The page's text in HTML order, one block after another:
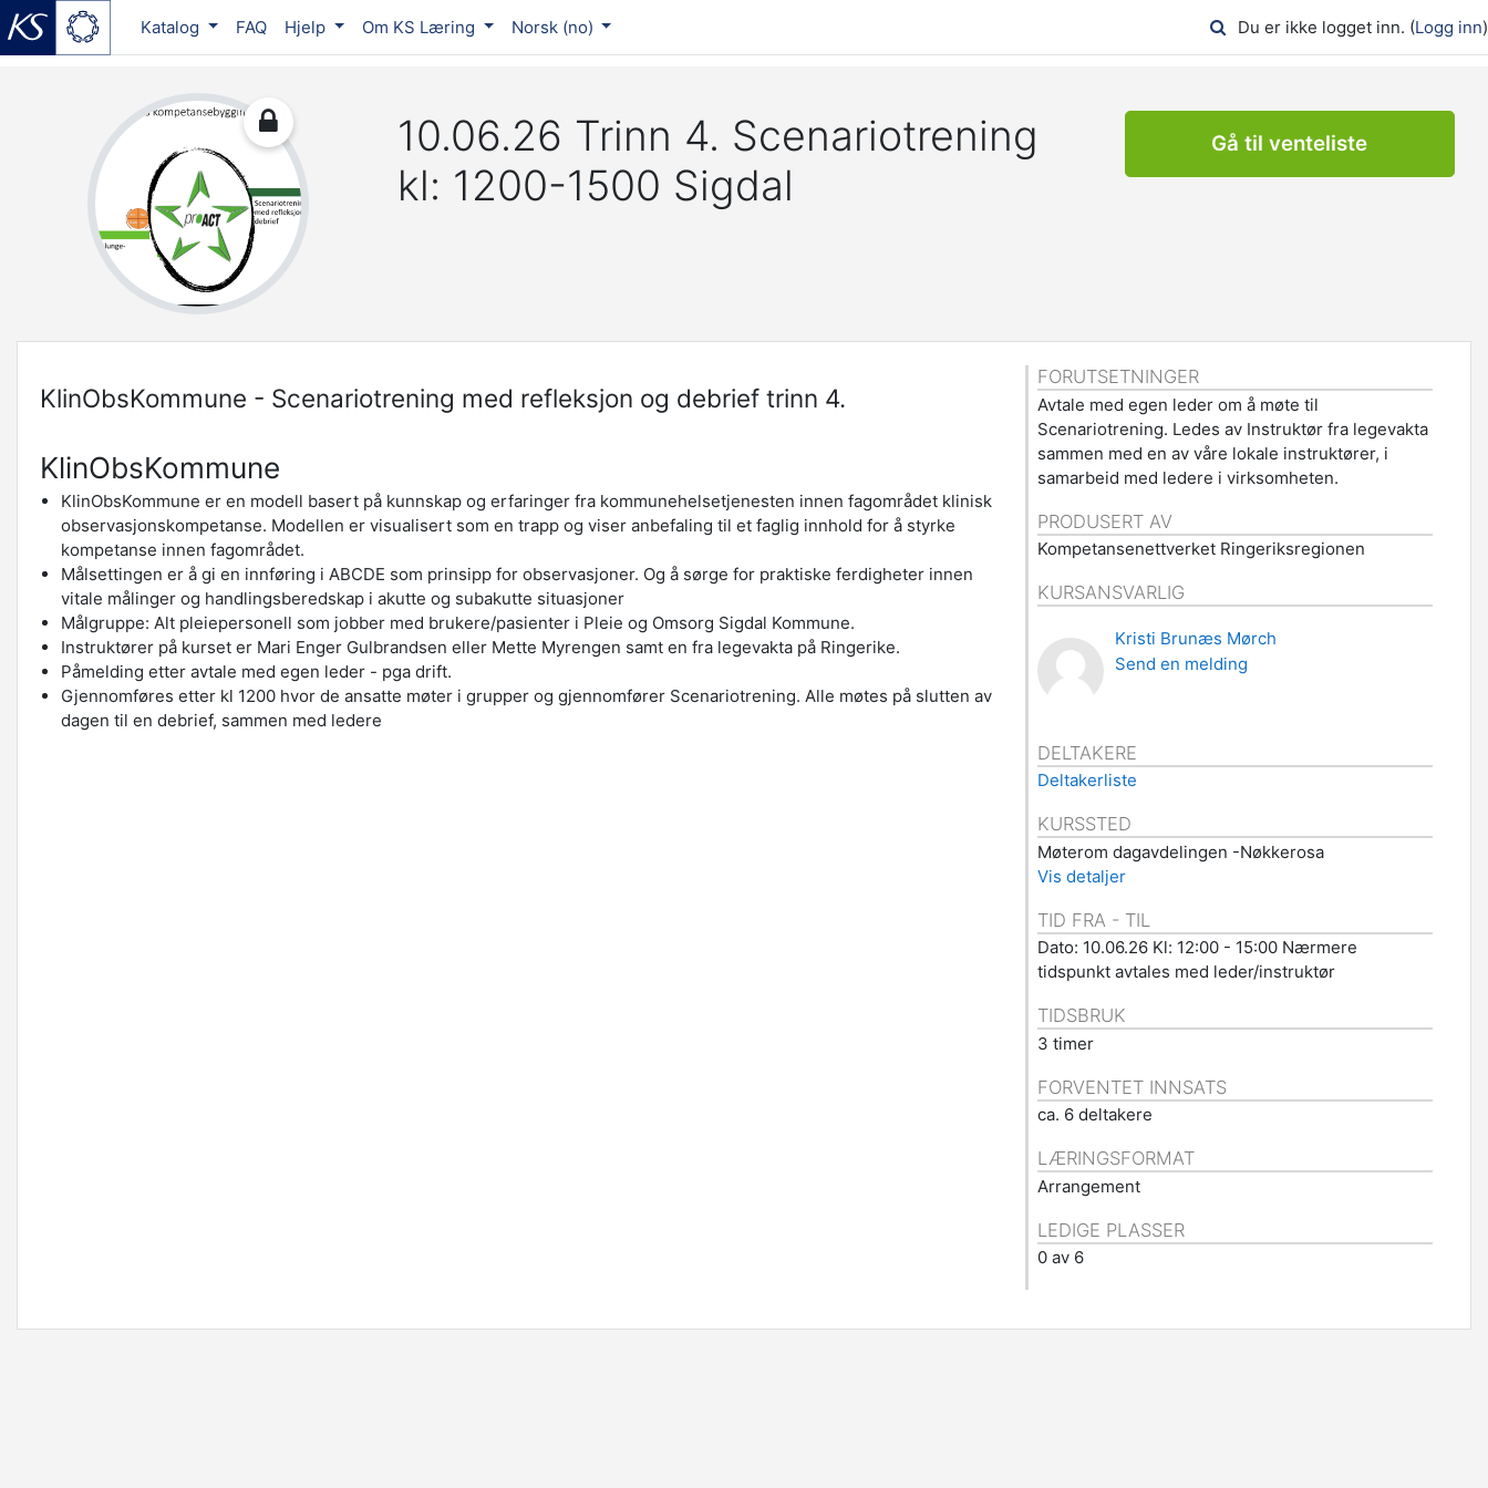
Katalog FAQ Hjelp Om KS Læring Norsk ‎(no)‎ Du er ikke logget inn. (Logg inn)
10.06.26 Trinn 4. Scenariotrening
kl: 1200-1500 Sigdal
Gå til venteliste
KlinObsKommune - Scenariotrening med refleksjon og debrief trinn 4.
KlinObsKommune
KlinObsKommune er en modell basert på kunnskap og erfaringer fra kommunehelsetjenesten innen fagområdet klinisk
observasjonskompetanse. Modellen er visualisert som en trapp og viser anbefaling til et faglig innhold for å styrke
kompetanse innen fagområdet.
Målsettingen er å gi en innføring i ABCDE som prinsipp for observasjoner. Og å sørge for praktiske ferdigheter innen
vitale målinger og handlingsberedskap i akutte og subakutte situasjoner
Målgruppe: Alt pleiepersonell som jobber med brukere/pasienter i Pleie og Omsorg Sigdal Kommune.
Instruktører på kurset er Mari Enger Gulbrandsen eller Mette Myrengen samt en fra legevakta på Ringerike.
Påmelding etter avtale med egen leder - pga drift.
Gjennomføres etter kl 1200 hvor de ansatte møter i grupper og gjennomfører Scenariotrening. Alle møtes på slutten av
dagen til en debrief, sammen med ledere
FORUTSETNINGER
Avtale med egen leder om å møte til
Scenariotrening. Ledes av Instruktør fra legevakta
sammen med en av våre lokale instruktører, i
samarbeid med ledere i virksomheten.
PRODUSERT AV
Kompetansenettverket Ringeriksregionen
KURSANSVARLIG
Kristi Brunæs Mørch
Send en melding
DELTAKERE
Deltakerliste
KURSSTED
Møterom dagavdelingen -Nøkkerosa
Vis detaljer
TID FRA - TIL
Dato: 10.06.26 Kl: 12:00 - 15:00 Nærmere
tidspunkt avtales med leder/instruktør
TIDSBRUK
3 timer
FORVENTET INNSATS
ca. 6 deltakere
LÆRINGSFORMAT
Arrangement
LEDIGE PLASSER
0 av 6